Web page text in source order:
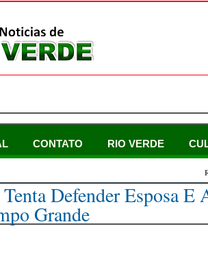
CONTATO RIO VERDE
Defender Esposa
Grande